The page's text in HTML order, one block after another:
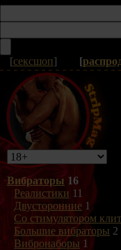
[сексшоп] [
Вибраторы 16
Реалистики 11
Двусторонние 1
Со стимулятором
Большие вибраторы 2
Вибронаборы 1